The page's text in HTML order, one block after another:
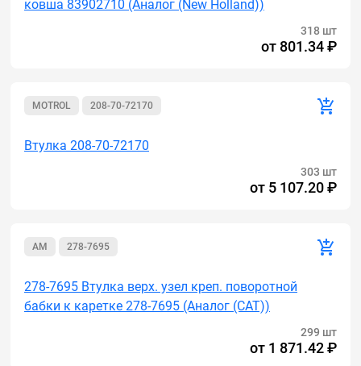
ковша 83902710 (Аналог (New Holland))
318 шт
от 801.34 ₽
MOTROL 208-70-72170
Втулка 208-70-72170
303 шт
от 5 107.20 ₽
AM 278-7695
278-7695 Втулка верх. узел креп. поворотной
бабки к каретке 278-7695 (Аналог (САТ))
299 шт
от 1 871.42 ₽